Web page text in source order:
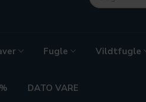
Fugle Vildtfugle
DATO VARE